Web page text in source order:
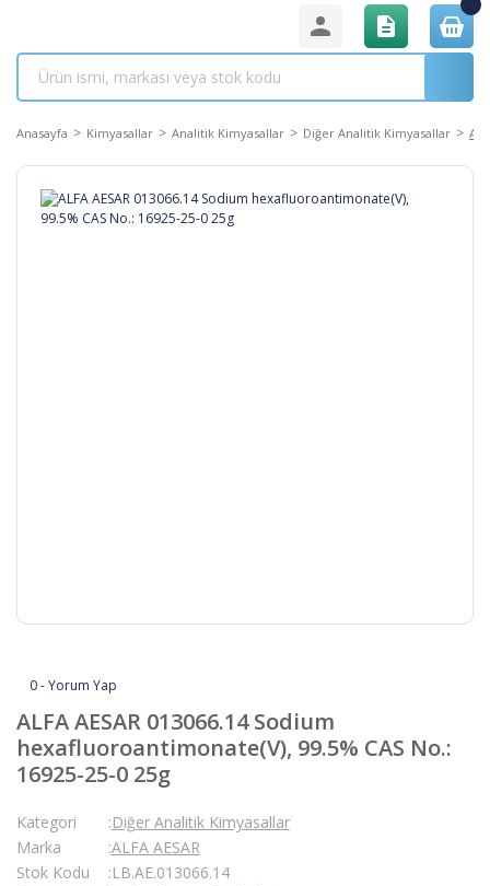
Anasayfa Kimyasallar Analitik Kimyasallar Diğer Analitik Kimyasallar
0 - Yorum Yap
ALFA AESAR 013066.14 Sodium
hexafluoroantimonate(V), 99.5% CAS No.:
16925-25-0 25g
Kategori
Diğer Analitik Kimyasallar
Marka
ALFA AESAR
Stok Kodu
LB.AE.013066.14